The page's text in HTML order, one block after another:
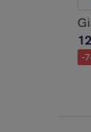
-